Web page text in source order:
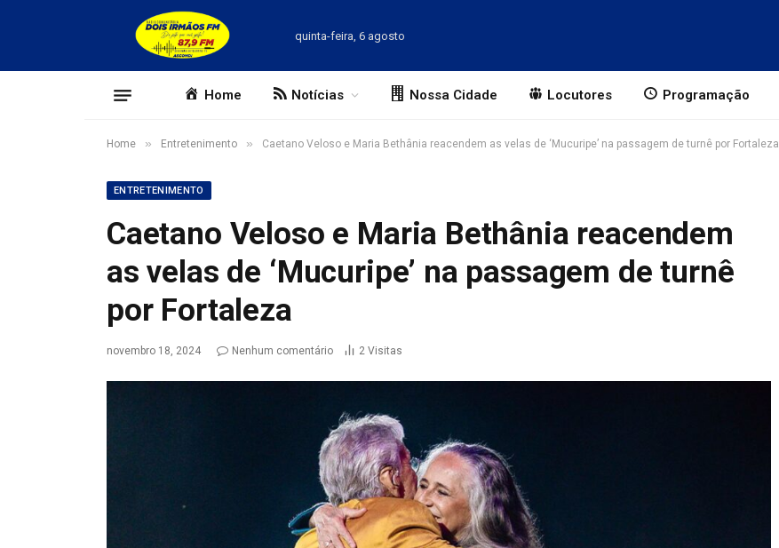
quinta-feira, 6 agosto
Home Notícias Nossa Cidade Locutores Programação
Home » Entretenimento » Caetano Veloso e Maria Bethânia reacendem as velas de ‘Mucuripe’ na passagem de turnê por Fortaleza
ENTRETENIMENTO
Caetano Veloso e Maria Bethânia reacendem
as velas de ‘Mucuripe’ na passagem de turnê
por Fortaleza
novembro 18, 2024 Nenhum comentário 2 Visitas